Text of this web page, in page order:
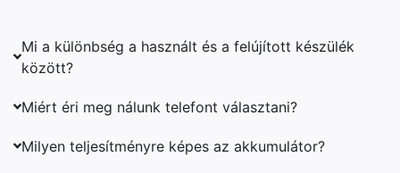
Mi a különbség a használt és a felújított készülék
között?
Miért éri meg nálunk telefont választani?
Milyen teljesítményre képes az akkumulátor?